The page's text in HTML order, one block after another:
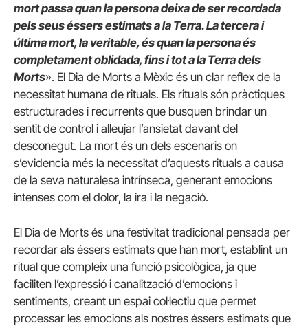
mort passa quan la persona deixa de ser recordada
pels seus éssers estimats a la Terra. La tercera i
última mort, la veritable, és quan la persona és
completament oblidada, fins i tot a la Terra dels
Morts». El Dia de Morts a Mèxic és un clar reflex de la
necessitat humana de rituals. Els rituals són pràctiques
estructurades i recurrents que busquen brindar un
sentit de control i alleujar l’ansietat davant del
desconegut. La mort és un dels escenaris on
s’evidencia més la necessitat d’aquests rituals a causa
de la seva naturalesa intrínseca, generant emocions
intenses com el dolor, la ira i la negació.
El Dia de Morts és una festivitat tradicional pensada per
recordar als éssers estimats que han mort, establint un
ritual que compleix una funció psicològica, ja que
faciliten l’expressió i canalització d’emocions i
sentiments, creant un espai col·lectiu que permet
processar les emocions als nostres éssers estimats que